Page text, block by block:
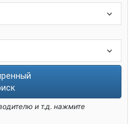
и т.д. нажмите